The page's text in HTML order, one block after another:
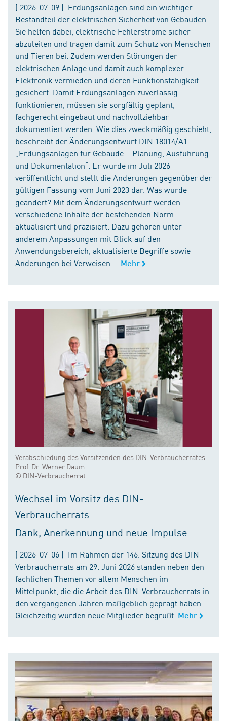
( 2026-07-09 ) Erdungsanlagen sind ein wichtiger
Bestandteil der elektrischen Sicherheit von Gebäuden.
Sie helfen dabei, elektrische Fehlerströme sicher
abzuleiten und tragen damit zum Schutz von Menschen
und Tieren bei. Zudem werden Störungen der
elektrischen Anlage und damit auch komplexer
Elektronik vermieden und deren Funktionsfähigkeit
gesichert. Damit Erdungsanlagen zuverlässig
funktionieren, müssen sie sorgfältig geplant,
fachgerecht eingebaut und nachvollziehbar
dokumentiert werden. Wie dies zweckmäßig geschieht,
beschreibt der Änderungsentwurf DIN 18014/A1
„Erdungsanlagen für Gebäude – Planung, Ausführung
und Dokumentation“. Er wurde im Juli 2026
veröffentlicht und stellt die Änderungen gegenüber der
gültigen Fassung vom Juni 2023 dar. Was wurde
geändert? Mit dem Änderungsentwurf werden
verschiedene Inhalte der bestehenden Norm
aktualisiert und präzisiert. Dazu gehören unter
anderem Anpassungen mit Blick auf den
Anwendungsbereich, aktualisierte Begriffe sowie
Änderungen bei Verweisen ...
Mehr
Verabschiedung des Vorsitzenden des DIN-Verbraucherrates
Prof. Dr. Werner Daum
© DIN-Verbraucherrat
Wechsel im Vorsitz des DIN-
Verbraucherrats
Dank, Anerkennung und neue Impulse
( 2026-07-06 ) Im Rahmen der 146. Sitzung des DIN-
Verbraucherrats am 29. Juni 2026 standen neben den
fachlichen Themen vor allem Menschen im
Mittelpunkt, die die Arbeit des DIN-Verbraucherrats in
den vergangenen Jahren maßgeblich geprägt haben.
Gleichzeitig wurden neue Mitglieder begrüßt. Mehr